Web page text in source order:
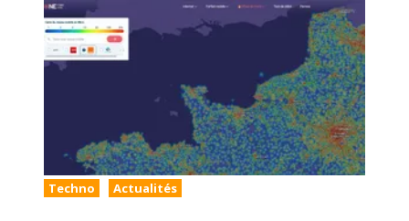
Techno Actualités